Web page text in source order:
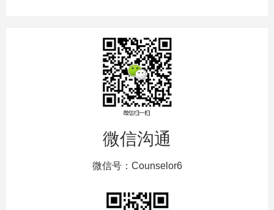
微信沟通
微信号：Counselor6